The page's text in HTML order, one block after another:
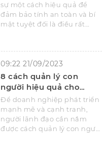
sự một cách hiệu quả để
đảm bảo tính an toàn và bí
mật tuyệt đối là điều rất
09:22 21/09/2023
8 cách quản lý con
người hiệu quả cho
doanh nghiệp
Để doanh nghiệp phát triển
mạnh mẽ và cạnh tranh,
người lãnh đạo cần nắm
được cách quản lý con người